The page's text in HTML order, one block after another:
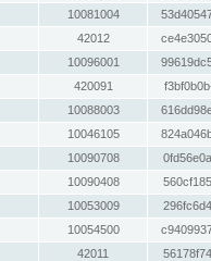
10081004
42012
10096001
420091
10088003
10046105
10090708
10090408
10053009
10054500
42011